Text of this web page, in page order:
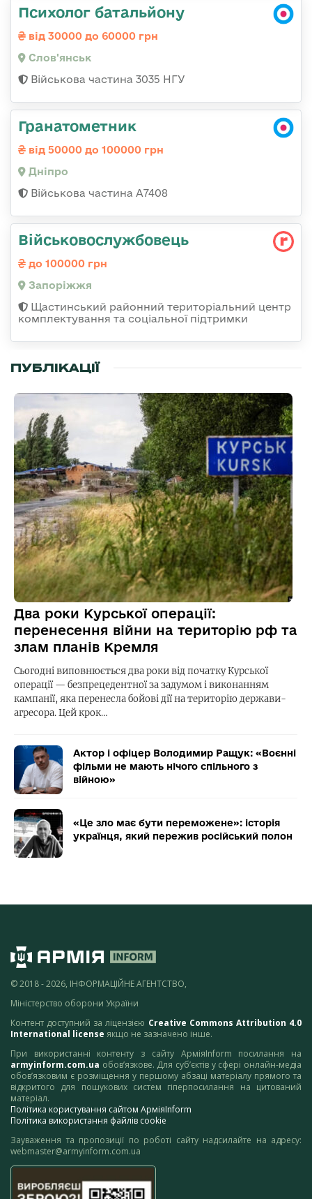
Психолог батальйону
від 30000 до 60000 грн
Слов'янськ
Військова частина 3035 НГУ
Гранатометник
від 50000 до 100000 грн
Дніпро
Військова частина А7408
Військовослужбовець
до 100000 грн
Запоріжжя
Щастинський районний територіальний центр
комплектування та соціальної підтримки
ПУБЛІКАЦІЇ
Два роки Курської операції:
перенесення війни на територію рф та
злам планів Кремля
Сьогодні виповнюється два роки від початку Курської
операції — безпрецедентної за задумом і виконанням
кампанії, яка перенесла бойові дії на територію держави-
агресора. Цей крок…
Актор і офіцер Володимир Ращук: «Воєнні
фільми не мають нічого спільного з
війною»
«Це зло має бути переможене»: історія
українця, який пережив російський полон
© 2018 - 2026, ІНФОРМАЦІЙНЕ АГЕНТСТВО,
Міністерство оборони України
Контент доступний за ліцензією Creative Commons Attribution 4.0
International license якщо не зазначено інше.
При використанні контенту з сайту АрміяInform посилання на
armyinform.com.ua обов’язкове. Для суб’єктів у сфері онлайн-медіа
обов’язковим є розміщення у першому абзаці матеріалу прямого та
відкритого для пошукових систем гіперпосилання на цитований
матеріал.
Політика користування сайтом АрміяInform
Політика використання файлів cookie
Зауваження та пропозиції по роботі сайту надсилайте на адресу:
webmaster@armyinform.com.ua